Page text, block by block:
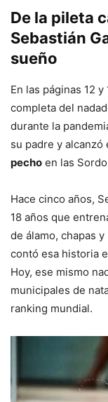
De la pileta
Sebastián
sueño
En las páginas 12
completa del
durante la
su padre y alcanzó
pecho en las
Hace cinco años,
18 años que
de álamo, chapas
contó esa historia
Hoy, ese mismo
municipales de
ranking mundial.